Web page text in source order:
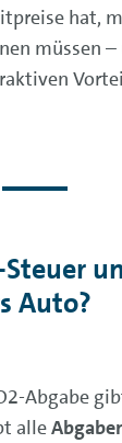
hat,
müssen
Auto?
Abgabe
alle